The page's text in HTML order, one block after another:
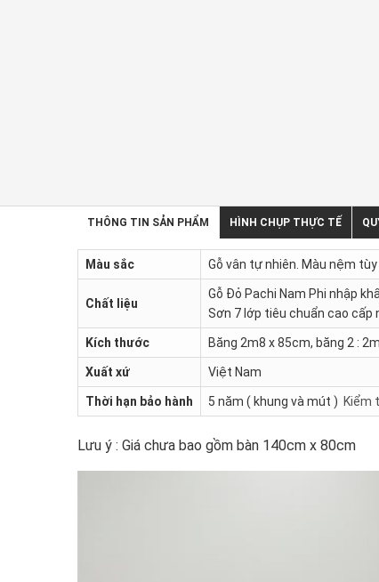
THÔNG TIN SẢN PHẨM HÌNH CHỤP THỰC TẾ
Màu sắc Gỗ vân tự nhiên. Màu nệm
Chất liệu
Gỗ Đỏ Pachi Nam Phi nhập
Sơn 7 lớp tiêu chuẩn cao cấp
Kích thước Băng 2m8 x 85cm, băng 2 :
Xuất xứ Việt Nam
Thời hạn bảo hành 5 năm ( khung và mút ) Kiểm
Lưu ý : Giá chưa bao gồm bàn 140cm x 80cm